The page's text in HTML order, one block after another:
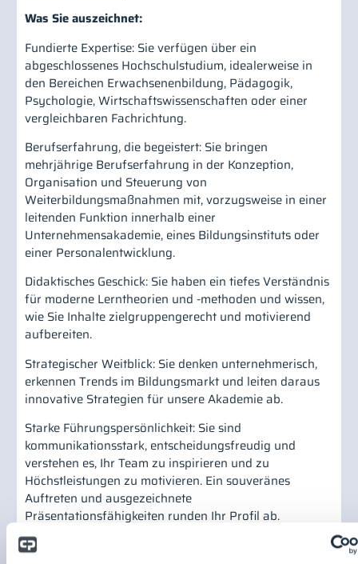
Was Sie auszeichnet:
Fundierte Expertise: Sie verfügen über ein
abgeschlossenes Hochschulstudium, idealerweise in
den Bereichen Erwachsenenbildung, Pädagogik,
Psychologie, Wirtschaftswissenschaften oder einer
vergleichbaren Fachrichtung.
Berufserfahrung, die begeistert: Sie bringen
mehrjährige Berufserfahrung in der Konzeption,
Organisation und Steuerung von
Weiterbildungsmaßnahmen mit, vorzugsweise in einer
leitenden Funktion innerhalb einer
Unternehmensakademie, eines Bildungsinstituts oder
einer Personalentwicklung.
Didaktisches Geschick: Sie haben ein tiefes Verständnis
für moderne Lerntheorien und -methoden und wissen,
wie Sie Inhalte zielgruppengerecht und motivierend
aufbereiten.
Strategischer Weitblick: Sie denken unternehmerisch,
erkennen Trends im Bildungsmarkt und leiten daraus
innovative Strategien für unsere Akademie ab.
Starke Führungspersönlichkeit: Sie sind
kommunikationsstark, entscheidungsfreudig und
verstehen es, Ihr Team zu inspirieren und zu
Höchstleistungen zu motivieren. Ein souveränes
Auftreten und ausgezeichnete
Präsentationsfähigkeiten runden Ihr Profil ab.
Digitale Affinität: Sie sind sicher im Umgang mit